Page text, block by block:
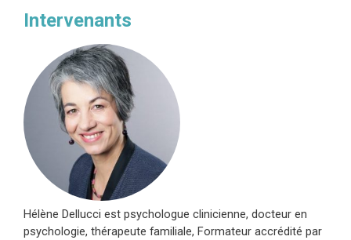
Intervenants
Hélène Dellucci est psychologue clinicienne, docteur en
psychologie, thérapeute familiale, Formateur accrédité par